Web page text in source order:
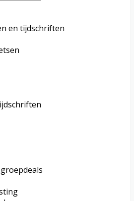
en tijdschriften